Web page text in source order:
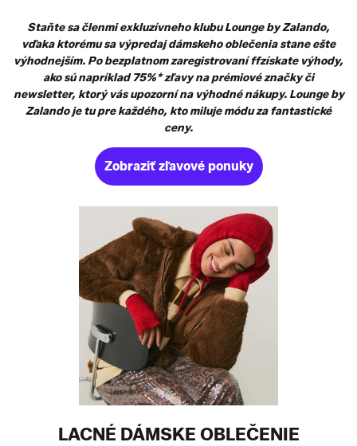
Staňte sa členmi exkluzívneho klubu Lounge by Zalando,
vďaka ktorému sa výpredaj dámskeho oblečenia stane ešte
výhodnejším. Po bezplatnom zaregistrovaní ffzískate výhody,
ako sú napríklad 75%* zľavy na prémiové značky či
newsletter, ktorý vás upozorní na výhodné nákupy. Lounge by
Zalando je tu pre každého, kto miluje módu za fantastické
ceny.
Zobraziť zľavové ponuky
LACNÉ DÁMSKE OBLEČENIE